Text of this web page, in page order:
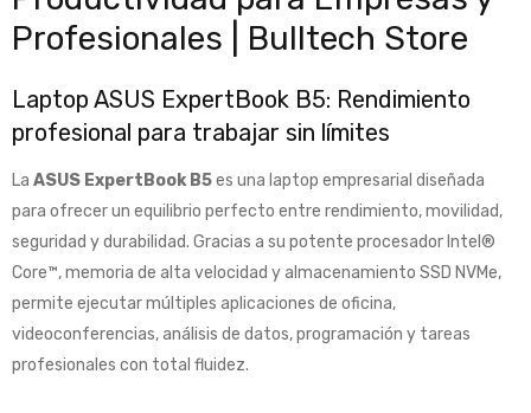
Profesionales | Bulltech Store
Laptop ASUS ExpertBook B5: Rendimiento
profesional para trabajar sin límites
La ASUS ExpertBook B5es una laptop empresarial diseñada
para ofrecer un equilibrio perfecto entre rendimiento, movilidad,
seguridad y durabilidad. Gracias a su potente procesador Intel®
Core™, memoria de alta velocidad y almacenamiento SSD NVMe,
permite ejecutar múltiples aplicaciones de oficina,
videoconferencias, análisis de datos, programación y tareas
profesionales con total fluidez.